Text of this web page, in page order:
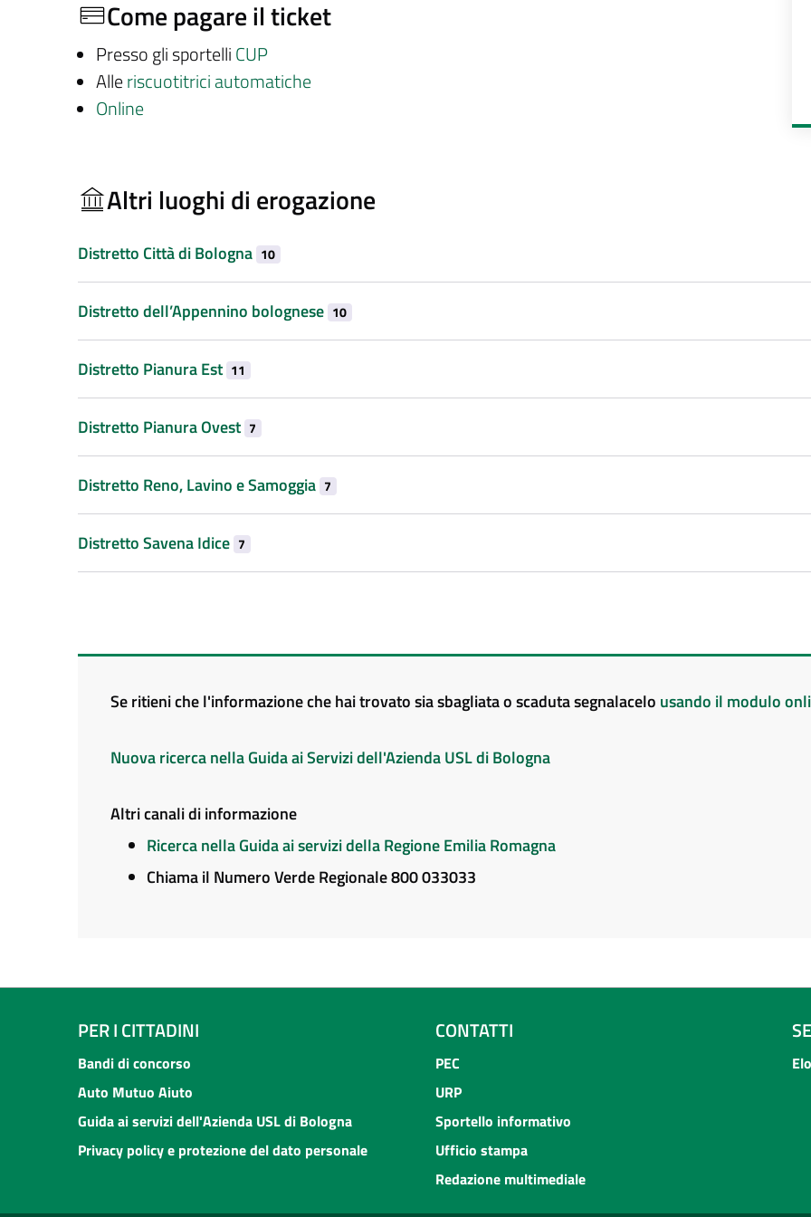
Come pagare il ticket
Presso gli sportelli CUP
Alleriscuotitrici automatiche
Online
Altri luoghi di erogazione
Distretto Città di Bologna 10
Distretto dell’Appennino bolognese 10
Distretto Pianura Est 11
Distretto Pianura Ovest 7
Distretto Reno, Lavino e Samoggia 7
Distretto Savena Idice 7
Se ritieni che l'informazione che hai trovato sia sbagliata o scaduta segnalacelo usando il modulo
Nuova ricerca nella Guida ai Servizi dell'Azienda USL di Bologna
Altri canali di informazione
Ricerca nella Guida ai servizi della Regione Emilia Romagna
Chiama il Numero Verde Regionale 800 033033
PER I CITTADINI
Bandi di concorso
Auto Mutuo Aiuto
Guida ai servizi dell'Azienda USL di Bologna
Privacy policy e protezione del dato personale
CONTATTI
PEC
URP
Sportello informativo
Ufficio stampa
Redazione multimediale